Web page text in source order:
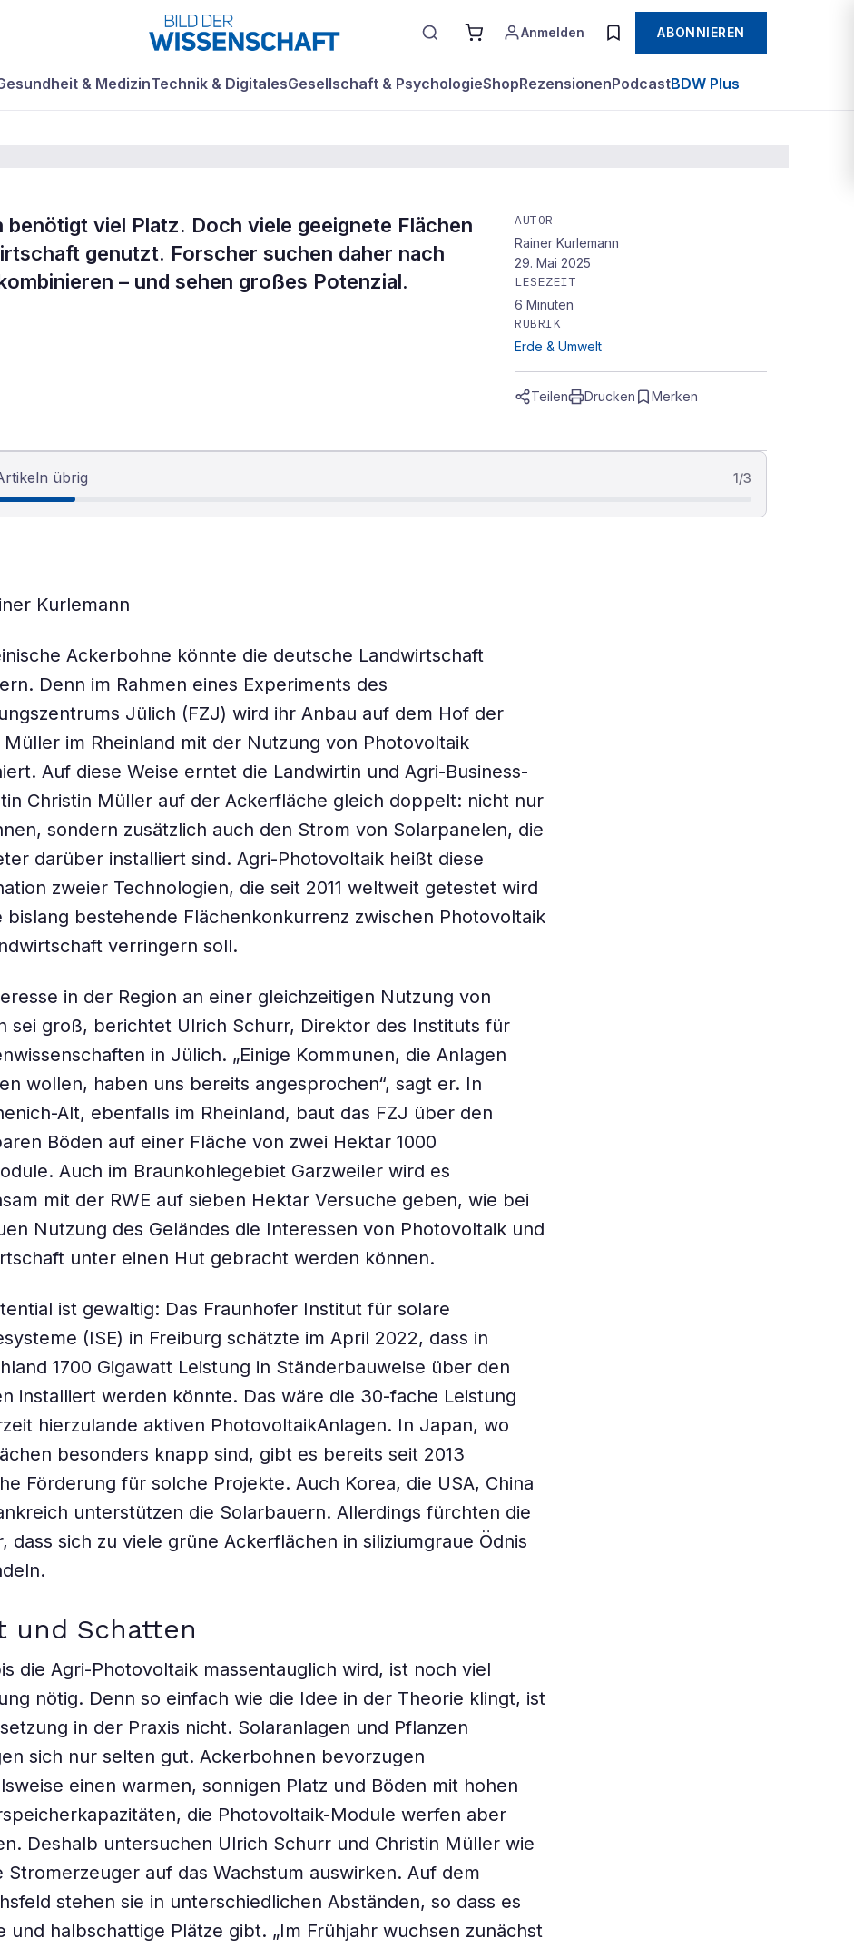
Anmelden ABONNIEREN
& MedizinTechnik & DigitalesGesellschaft & PsychologieShopRezensionenPodcastBDW Plus
der
benötigt viel Platz. Doch viele geeignete Flächen
genutzt. Forscher suchen daher nach
– und sehen großes Potenzial.
AUTOR
Rainer Kurlemann
29. Mai 2025
LESEZEIT
6 Minuten
RUBRIK
Erde & Umwelt
Teilen Drucken Merken
übrig 1/3
Kurlemann
Ackerbohne könnte die deutsche Landwirtschaft
Denn im Rahmen eines Experiments des
Jülich (FZJ) wird ihr Anbau auf dem Hof der
Müller im Rheinland mit der Nutzung von Photovoltaik
Auf diese Weise erntet die Landwirtin und Agri-Business-
Christin Müller auf der Ackerfläche gleich doppelt: nicht nur
sondern zusätzlich auch den Strom von Solarpanelen, die
darüber installiert sind. Agri-Photovoltaik heißt diese
zweier Technologien, die seit 2011 weltweit getestet wird
bislang bestehende Flächenkonkurrenz zwischen Photovoltaik
verringern soll.
in der Region an einer gleichzeitigen Nutzung von
sei groß, berichtet Ulrich Schurr, Direktor des Instituts für
in Jülich. „Einige Kommunen, die Anlagen
wollen, haben uns bereits angesprochen“, sagt er. In
Alt, ebenfalls im Rheinland, baut das FZJ über den
Böden auf einer Fläche von zwei Hektar 1000
Auch im Braunkohlegebiet Garzweiler wird es
mit der RWE auf sieben Hektar Versuche geben, wie bei
Nutzung des Geländes die Interessen von Photovoltaik und
unter einen Hut gebracht werden können.
ist gewaltig: Das Fraunhofer Institut für solare
(ISE) in Freiburg schätzte im April 2022, dass in
1700 Gigawatt Leistung in Ständerbauweise über den
installiert werden könnte. Das wäre die 30-fache Leistung
hierzulande aktiven PhotovoltaikAnlagen. In Japan, wo
besonders knapp sind, gibt es bereits seit 2013
Förderung für solche Projekte. Auch Korea, die USA, China
unterstützen die Solarbauern. Allerdings fürchten die
dass sich zu viele grüne Ackerflächen in siliziumgraue Ödnis
und Schatten
die Agri-Photovoltaik massentauglich wird, ist noch viel
nötig. Denn so einfach wie die Idee in der Theorie klingt, ist
in der Praxis nicht. Solaranlagen und Pflanzen
sich nur selten gut. Ackerbohnen bevorzugen
einen warmen, sonnigen Platz und Böden mit hohen
die Photovoltaik-Module werfen aber
Deshalb untersuchen Ulrich Schurr und Christin Müller wie
Stromerzeuger auf das Wachstum auswirken. Auf dem
stehen sie in unterschiedlichen Abständen, so dass es
und halbschattige Plätze gibt. „Im Frühjahr wuchsen zunächst